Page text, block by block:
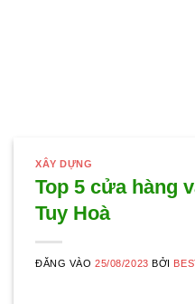
XÂY DỰNG
Top 5 cửa hàng
Tuy Hoà
ĐĂNG VÀO25/08/2023 BỞI